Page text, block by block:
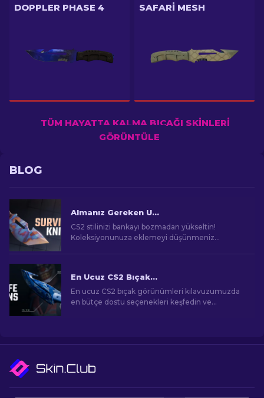
DOPPLER PHASE 4 SAFARI MESH
TÜM HAYATTA KALMA BIÇAĞI SKINLERI
GÖRÜNTÜLE
BLOG
Almanız Gereken Ucuz CS2 Hayatta Kalma Bıçağı Skinleri [2026]
CS2 stilinizi bankayı bozmadan yükseltin!
Koleksiyonunuza eklemeyi düşünmeniz
En Ucuz CS2 Bıçak Görünümleri [2026]
En ucuz CS2 bıçak görünümleri kılavuzumuzda
en bütçe dostu seçenekleri keşfedin ve